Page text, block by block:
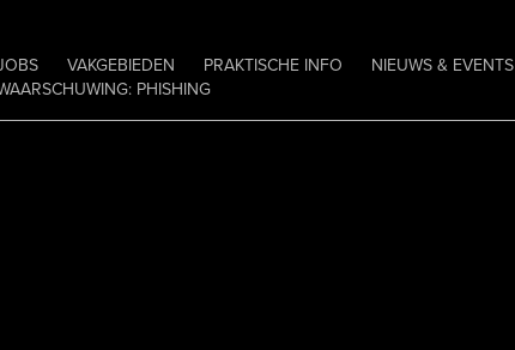
VAKGEBIEDEN PRAKTISCHE INFO NIEUWS & EVENTS
PHISHING